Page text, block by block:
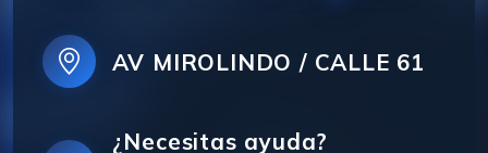
AV MIROLINDO / CALLE 61
¿Necesitas ayuda?